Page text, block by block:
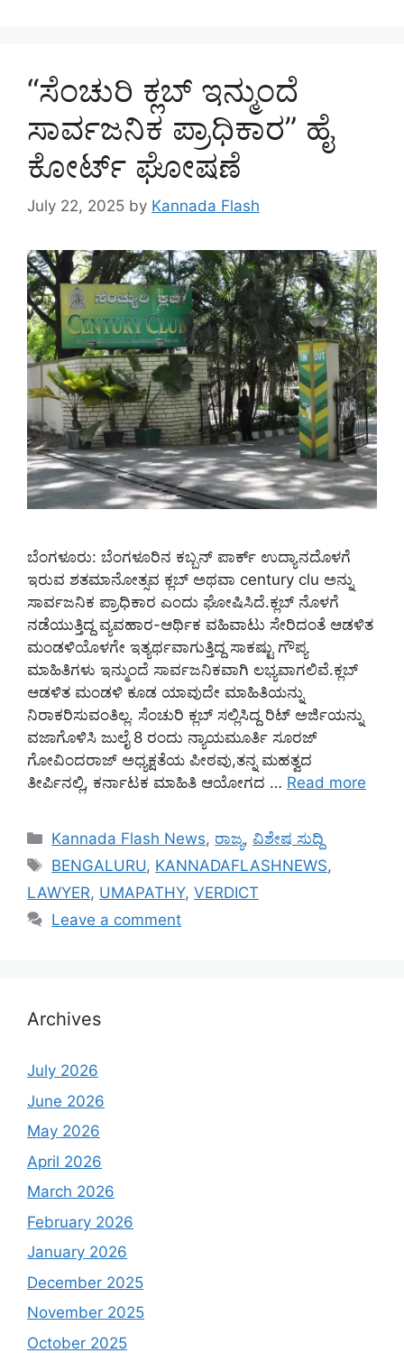
“ಸೆಂಚುರಿ ಕ್ಲಬ್ ಇನ್ಮುಂದೆ
ಸಾರ್ವಜನಿಕ ಪ್ರಾಧಿಕಾರ” ಹೈ
ಕೋರ್ಟ್ ಘೋಷಣೆ
July 22, 2025 by Kannada Flash
ಬೆಂಗಳೂರು: ಬೆಂಗಳೂರಿನ ಕಬ್ಬನ್ ಪಾರ್ಕ್ ಉದ್ಯಾನದೊಳಗೆ
ಇರುವ ಶತಮಾನೋತ್ಸವ ಕ್ಲಬ್ ಅಥವಾ century clu ಅನ್ನು
ಸಾರ್ವಜನಿಕ ಪ್ರಾಧಿಕಾರ ಎಂದು ಘೋಷಿಸಿದೆ.ಕ್ಲಬ್ ನೊಳಗೆ
ನಡೆಯುತ್ತಿದ್ದ ವ್ಯವಹಾರ-ಆರ್ಥಿಕ ವಹಿವಾಟು ಸೇರಿದಂತೆ ಆಡಳಿತ
ಮಂಡಳಿಯೊಳಗೇ ಇತ್ಯರ್ಥವಾಗುತ್ತಿದ್ದ ಸಾಕಷ್ಟು ಗೌಪ್ಯ
ಮಾಹಿತಿಗಳು ಇನ್ಮುಂದೆ ಸಾರ್ವಜನಿಕವಾಗಿ ಲಭ್ಯವಾಗಲಿವೆ.ಕ್ಲಬ್
ಆಡಳಿತ ಮಂಡಳಿ ಕೂಡ ಯಾವುದೇ ಮಾಹಿತಿಯನ್ನು
ನಿರಾಕರಿಸುವಂತಿಲ್ಲ. ಸೆಂಚುರಿ ಕ್ಲಬ್ ಸಲ್ಲಿಸಿದ್ದ ರಿಟ್ ಅರ್ಜಿಯನ್ನು
ವಜಾಗೊಳಿಸಿ ಜುಲೈ 8 ರಂದು ನ್ಯಾಯಮೂರ್ತಿ ಸೂರಜ್
ಗೋವಿಂದರಾಜ್ ಅಧ್ಯಕ್ಷತೆಯ ಪೀಠವು,ತನ್ನ ಮಹತ್ವದ
ತೀರ್ಪಿನಲ್ಲಿ, ಕರ್ನಾಟಕ ಮಾಹಿತಿ ಆಯೋಗದ … Read more
Categories
Kannada Flash News, ರಾಜ್ಯ,ವಿಶೇಷ ಸುದ್ದಿ
Tags
BENGALURU, KANNADAFLASHNEWS,
LAWYER, UMAPATHY, VERDICT
Leave a comment
Archives
July 2026
June 2026
May 2026
April 2026
March 2026
February 2026
January 2026
December 2025
November 2025
October 2025